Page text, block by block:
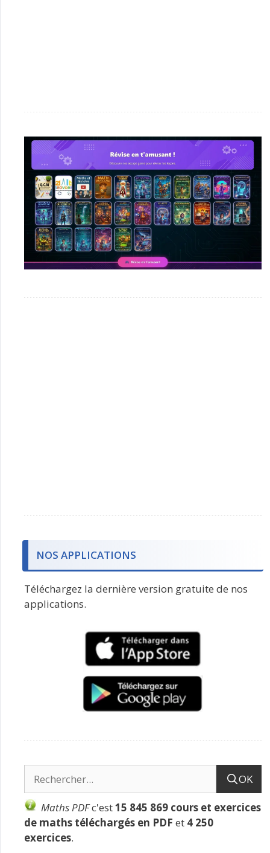
NOS APPLICATIONS
Téléchargez la dernière version gratuite de nos
applications.
OK
Maths PDFc'est15 845 869 cours et exercices
de maths téléchargés en PDF et 4 250
exercices.